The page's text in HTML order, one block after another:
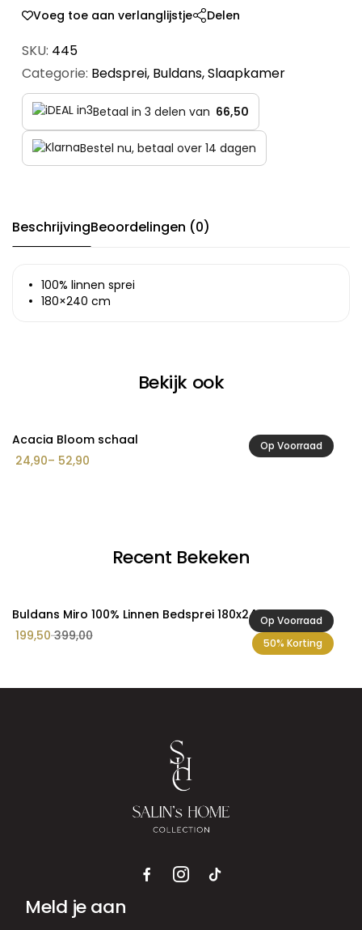
Voeg toe aan verlanglijstje Delen
SKU: 445
Categorie: Bedsprei, Buldans,Slaapkamer
Betaal in 3 delen van 66,50
Bestel nu, betaal over 14 dagen
BeschrijvingBeoordelingen (0)
100% linnen sprei
180×240 cm
Bekijk ook
Op Voorraad
Acacia Bloom schaal
24,90– 52,90
Prijsklasse:
Recent Bekeken
Op Voorraad
50% Korting
Buldans Miro 100% Linnen Bedsprei 180x240 cm Grijs
199,50399,00
Meld je aan